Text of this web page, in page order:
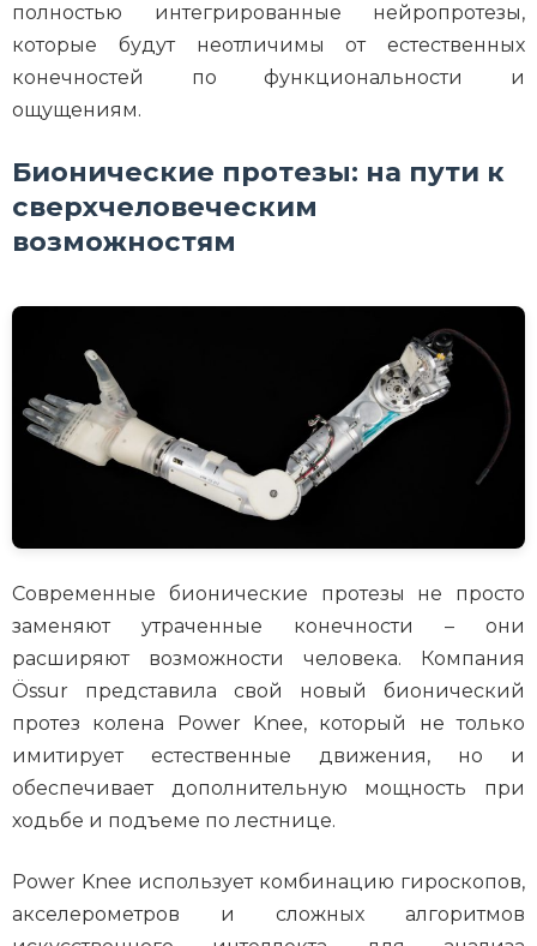
полностью интегрированные нейропротезы,
которые будут неотличимы от естественных
конечностей по функциональности и
ощущениям.
Бионические протезы: на пути к
сверхчеловеческим
возможностям
Современные бионические протезы не просто
заменяют утраченные конечности – они
расширяют возможности человека. Компания
Össur представила свой новый бионический
протез колена Power Knee, который не только
имитирует естественные движения, но и
обеспечивает дополнительную мощность при
ходьбе и подъеме по лестнице.
Power Knee использует комбинацию гироскопов,
акселерометров и сложных алгоритмов